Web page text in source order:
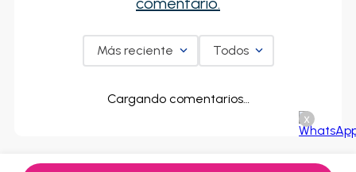
x
Más reciente Todos
Cargando comentarios…